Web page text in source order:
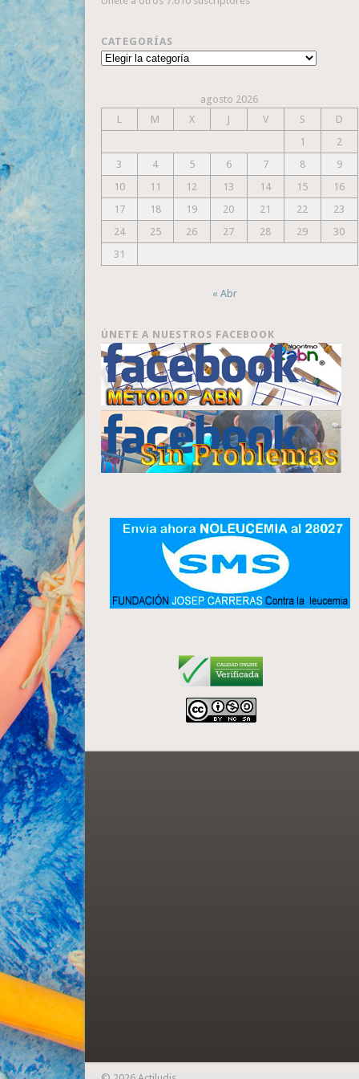
CATEGORÍAS
Categorías
agosto 2026
L
M X J V S
D
1
2
3
4 5 6 7 8
9
10
11 12 13 14 15
16
17
18 19 20 21 22
23
24
25 26 27 28 29
30
31
« Abr
ÚNETE A NUESTROS FACEBOOK